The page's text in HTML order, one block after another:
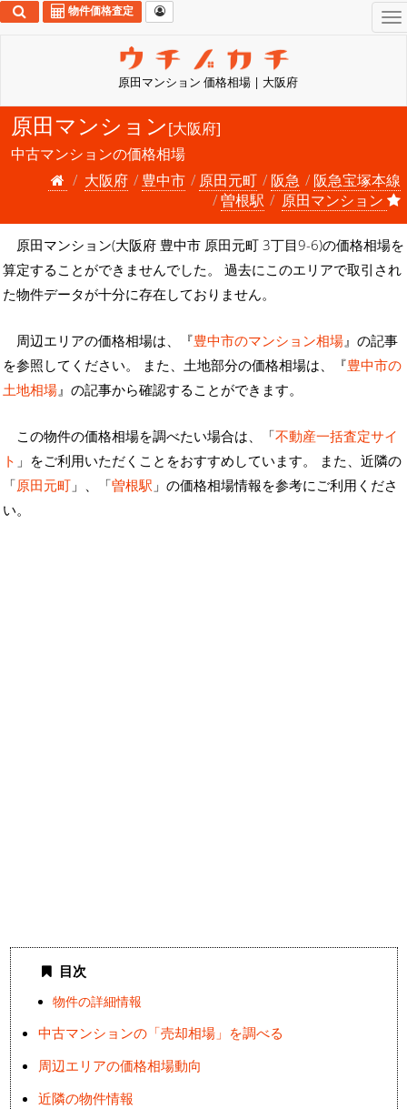
原田マンション 価格相場 | 大阪府
物件価格査定
原田マンション[大阪府]
中古マンションの価格相場
大阪府
豊中市 原田元町 阪急
阪急宝塚本線
曽根駅
原田マンション
原田マンション(大阪府 豊中市 原田元町 3丁目9-6)の価格相場を
算定することができませんでした。 過去にこのエリアで取引され
た物件データが十分に存在しておりません。
周辺エリアの価格相場は、『豊中市のマンション相場』の記事
を参照してください。 また、土地部分の価格相場は、『豊中市の
土地相場』の記事から確認することができます。
この物件の価格相場を調べたい場合は、「不動産一括査定サイ
ト 」をご利用いただくことをおすすめしています。 また、近隣の
「原田元町 」、「曽根駅 」の価格相場情報を参考にご利用くださ
い。
目次
物件の詳細情報
中古マンションの「売却相場」を調べる
周辺エリアの価格相場動向
近隣の物件情報